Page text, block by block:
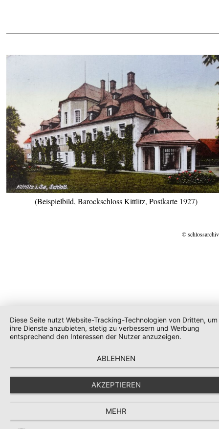
(Beispielbild, Barockschloss Kittlitz, Postkarte 1927)
©
Diese Seite nutzt Website-Tracking-Technologien von Dritten, um
ihre Dienste anzubieten, stetig zu verbessern und Werbung
entsprechend den Interessen der Nutzer anzuzeigen.
ABLEHNEN
AKZEPTIEREN
MEHR